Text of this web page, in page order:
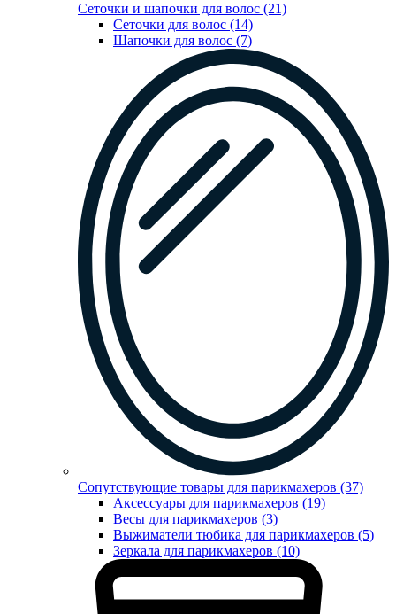
Сеточки и шапочки для волос (21)
Сеточки для волос (14)
Шапочки для волос (7)
Сопутствующие товары для парикмахеров (37)
Аксессуары для парикмахеров (19)
Весы для парикмахеров (3)
Выжиматели тюбика для парикмахеров (5)
Зеркала для парикмахеров (10)